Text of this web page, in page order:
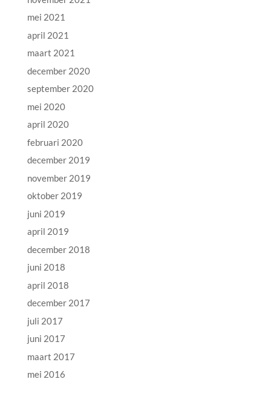
mei 2021
april 2021
maart 2021
december 2020
september 2020
mei 2020
april 2020
februari 2020
december 2019
november 2019
oktober 2019
juni 2019
april 2019
december 2018
juni 2018
april 2018
december 2017
juli 2017
juni 2017
maart 2017
mei 2016